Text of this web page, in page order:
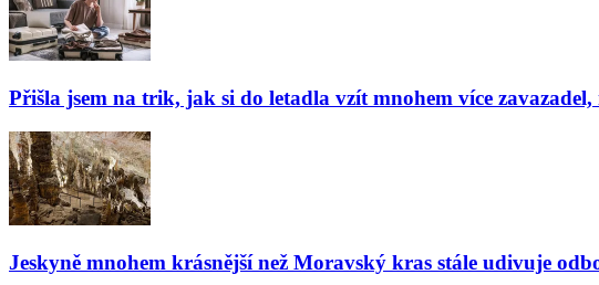
Přišla jsem na trik, jak si do letadla vzít mnohem více
Jeskyně mnohem krásnější než Moravský kras stále udivuje